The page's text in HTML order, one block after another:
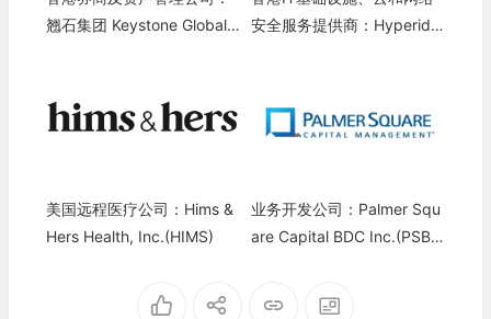
翘石集团 Keystone Global F
安全服务提供商：Hyperide
美国远程医疗公司：Hims &
Hers Health, Inc.(HIMS)
业务开发公司：Palmer Squ
are Capital BDC Inc.(PSB